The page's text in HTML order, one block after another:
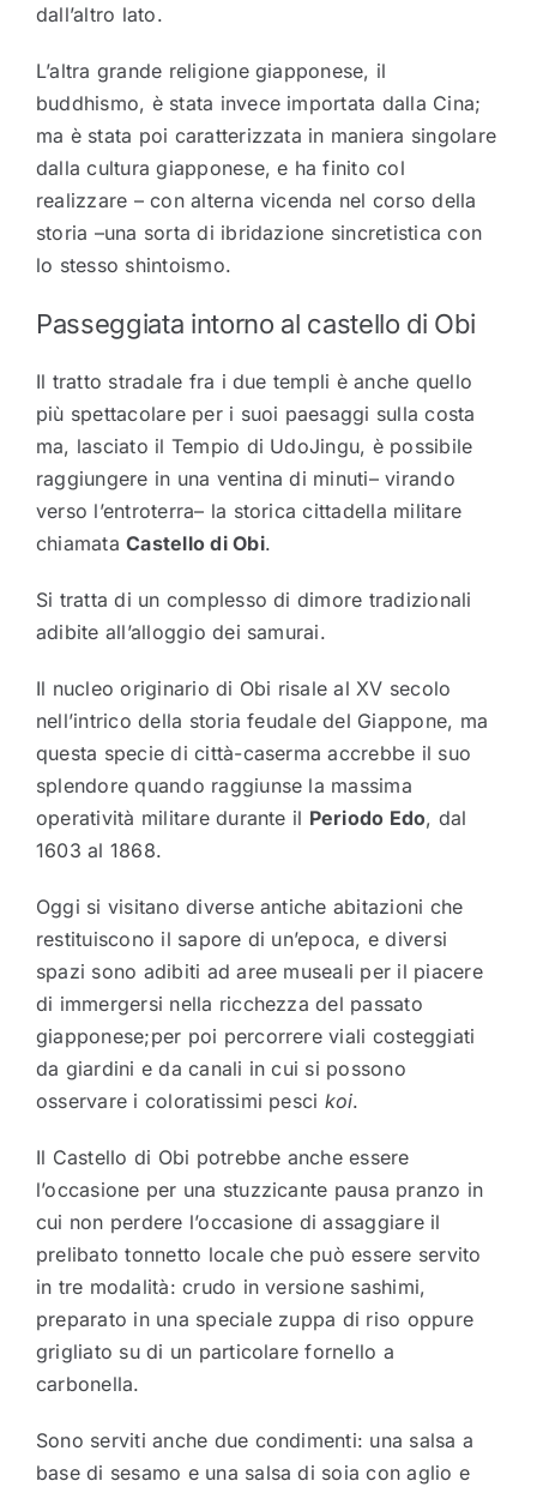
dall’altro lato.
L’altra grande religione giapponese, il
buddhismo, è stata invece importata dalla Cina;
ma è stata poi caratterizzata in maniera singolare
dalla cultura giapponese, e ha finito col
realizzare – con alterna vicenda nel corso della
storia –una sorta di ibridazione sincretistica con
lo stesso shintoismo.
Passeggiata intorno al castello di Obi
Il tratto stradale fra i due templi è anche quello
più spettacolare per i suoi paesaggi sulla costa
ma, lasciato il Tempio di UdoJingu, è possibile
raggiungere in una ventina di minuti– virando
verso l’entroterra– la storica cittadella militare
chiamataCastello di Obi.
Si tratta di un complesso di dimore tradizionali
adibite all’alloggio dei samurai.
Il nucleo originario di Obi risale al XV secolo
nell’intrico della storia feudale del Giappone, ma
questa specie di città-caserma accrebbe il suo
splendore quando raggiunse la massima
operatività militare durante il Periodo Edo, dal
1603 al 1868.
Oggi si visitano diverse antiche abitazioni che
restituiscono il sapore di un’epoca, e diversi
spazi sono adibiti ad aree museali per il piacere
di immergersi nella ricchezza del passato
giapponese;per poi percorrere viali costeggiati
da giardini e da canali in cui si possono
osservare i coloratissimi pesci koi.
Il Castello di Obi potrebbe anche essere
l’occasione per una stuzzicante pausa pranzo in
cui non perdere l’occasione di assaggiare il
prelibato tonnetto locale che può essere servito
in tre modalità: crudo in versione sashimi,
preparato in una speciale zuppa di riso oppure
grigliato su di un particolare fornello a
carbonella.
Sono serviti anche due condimenti: una salsa a
base di sesamo e una salsa di soia con aglio e